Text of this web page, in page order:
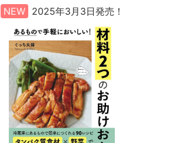
NEW 2025年3月3日発売！